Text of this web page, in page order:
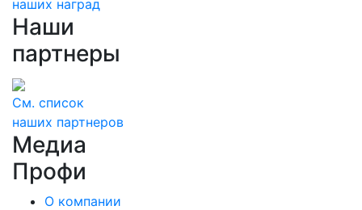
наших наград
Наши
партнеры
См. список
наших партнеров
Медиа
Профи
О компании